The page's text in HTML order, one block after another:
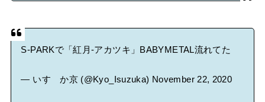
S-PARKで「紅月-アカツキ」BABYMETAL流れてた
— いすゞか京 (@Kyo_Isuzuka) November 22, 2020